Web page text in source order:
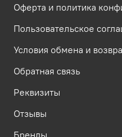
Оферта и политика
Пользовательское
Условия обмена и
Обратная связь
Реквизиты
Отзывы
Бренды